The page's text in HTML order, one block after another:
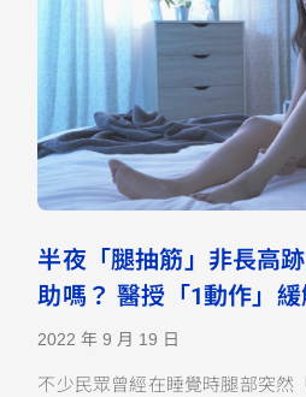
半夜「腿抽筋」非長高
助嗎？ 醫授「1動作」
2022 年 9 月 19 日
不少民眾曾經在睡覺時腿部突然